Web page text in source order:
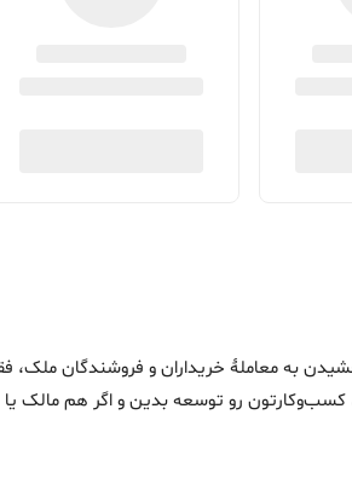
بخشیدن به معاملۀ خریداران و فروشندگان ملک،
کسب‌وکارتون رو توسعه بدین و اگر هم مالک یا